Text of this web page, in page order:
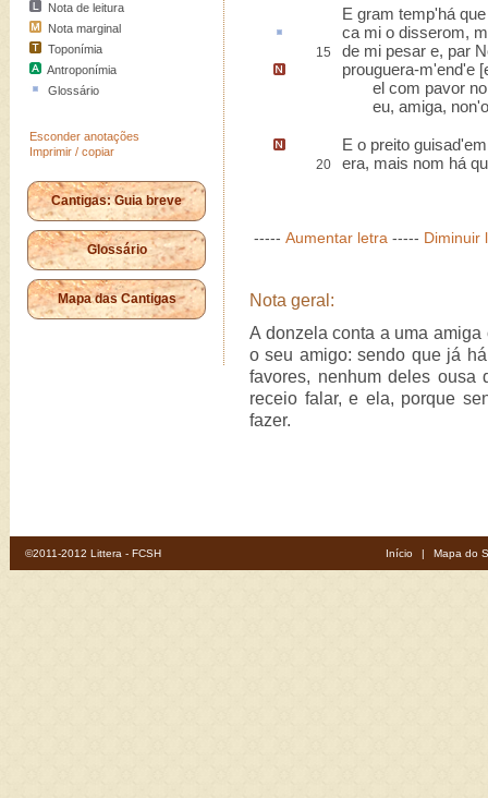
Nota de leitura
Nota marginal
Toponímia
Antroponímia
Glossário
Esconder anotações
Imprimir / copiar
Cantigas: Guia breve
Glossário
Mapa das Cantigas
E gram temp'há
ca mi o disserom,
15
de mi pesar e, par
prouguera-m'end'e
el com pavor
eu, amiga, non'o
E o preito
20 era, mais nom há
----- Aumentar letra ----- Diminuir
Nota geral:
A donzela conta a uma
o seu amigo: sendo que já
favores, nenhum deles ousa
receio falar, e ela, porque
fazer.
©2011-2012 Littera - FCSH Início | Mapa do